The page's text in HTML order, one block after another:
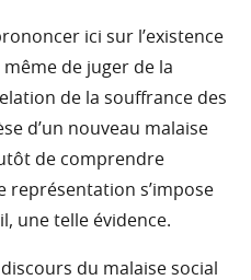
ici sur l’existence
même de juger de la
de la souffrance des
d’un nouveau malaise
de comprendre
s’impose
une telle évidence.
du malaise social